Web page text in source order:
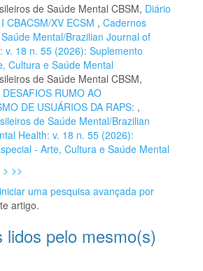
de Saúde Mental CBSM, Diário
CBACSM/XV ECSM , Cadernos
Mental/Brazilian Journal of
v. 18 n. 55 (2026): Suplemento
Cultura e Saúde Mental
de Saúde Mental CBSM,
RUMO AO
DE USUÁRIOS DA RAPS: ,
de Saúde Mental/Brazilian
Health: v. 18 n. 55 (2026):
- Arte, Cultura e Saúde Mental
> >>
iniciar uma pesquisa avançada por
artigo.
lidos pelo mesmo(s)